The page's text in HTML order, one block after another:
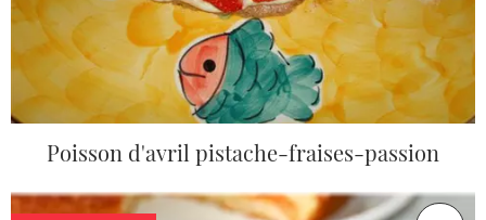
Poisson d'avril pistache-fraises-passion